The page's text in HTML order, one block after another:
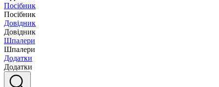
Посібник
Посібник
Довідник
Довідник
Шпалери
Шпалери
Додатки
Додатки